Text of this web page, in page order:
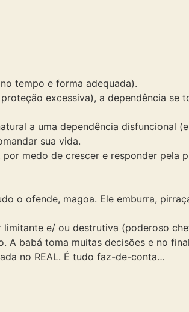
tempo e forma adequada).
excessiva), a dependência se
a uma dependência disfuncional
sua vida.
medo de crescer e responder pela
o ofende, magoa. Ele emburra,
limitante e/ ou destrutiva (poderoso
babá toma muitas decisões e no
no REAL. É tudo faz-de-conta…